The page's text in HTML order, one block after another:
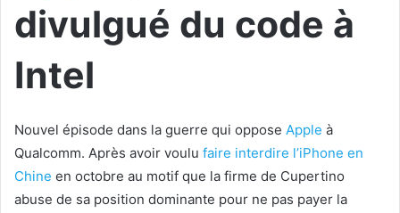
divulgué du code à
Intel
Nouvel épisode dans la guerre qui oppose Apple à
Qualcomm. Après avoir voulu faire interdire l’iPhone en
Chine en octobre au motif que la firme de Cupertino
abuse de sa position dominante pour ne pas payer la